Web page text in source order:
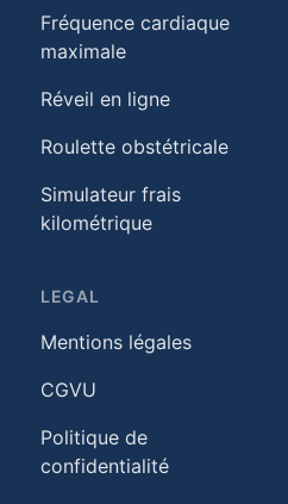
Fréquence cardiaque
maximale
Réveil en ligne
Roulette obstétricale
Simulateur frais
kilométrique
LEGAL
Mentions légales
CGVU
Politique de
confidentialité